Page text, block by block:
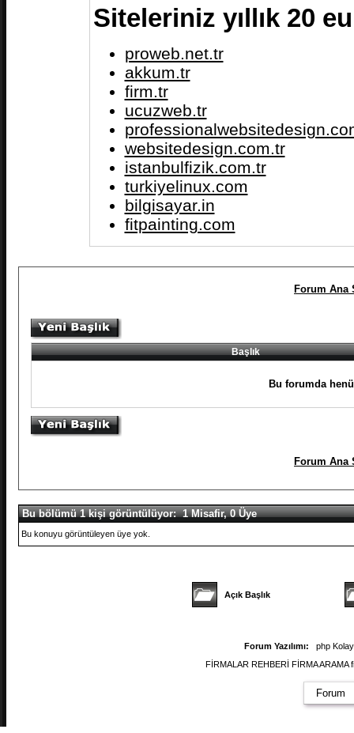
Siteleriniz yıllık 20
proweb.net.tr
akkum.tr
firm.tr
ucuzweb.tr
websitedesign.com.tr
istanbulfizik.com.tr
turkiyelinux.com
bilgisayar.in
fitpainting.com
Forum Ana
Başlık
Bu forumda
Forum Ana
Bu bölümü 1 kişi görüntülüyor: 1 Misafir, 0 Üye
Bu konuyu görüntüleyen üye yok.
Açık Başlık
Forum Yazılımı:
php
FİRMALAR REHBERİ FİRMA
Forum